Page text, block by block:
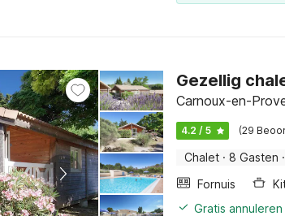
Gezellig
Carnoux-en-
4.2 / 5 (29
Chalet · 8 Gasten ·
Fornuis
Gratis